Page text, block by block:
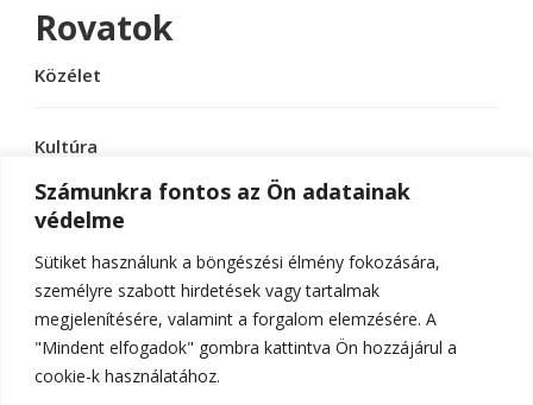
Számunkra fontos az Ön adatainak
védelme
Sütiket használunk a böngészési élmény fokozására,
személyre szabott hirdetések vagy tartalmak
megjelenítésére, valamint a forgalom elemzésére. A
"Mindent elfogadok" gombra kattintva Ön hozzájárul a
cookie-k használatához.
Rovatok
Közélet
Kultúra
Sport
Tudomány